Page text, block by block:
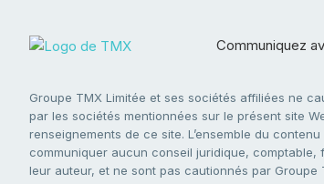
Communiquez
Groupe TMX Limitée et ses sociétés affiliées ne
par les sociétés mentionnées sur le présent site
renseignements de ce site. L’ensemble du
communiquer aucun conseil juridique,
leur auteur, et ne sont pas cautionnés par